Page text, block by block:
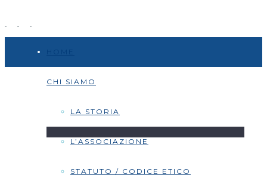
CHI SIAMO
LA STORIA
L’ASSOCIAZIONE
STATUTO / CODICE ETICO